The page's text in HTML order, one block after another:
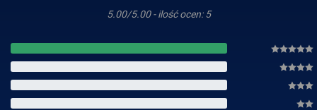
5.00/5.00 - ilość ocen: 5